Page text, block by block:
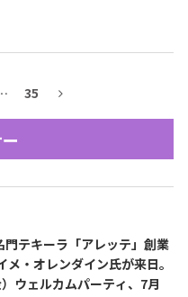
キーラ・メスカルが飲める
バー＆レストラン
Bar & Restaurant
在日メキシコ大使館 SNS
35
門テキーラ「アレッテ」創業
メ・オレンダイン氏が来日。
ウェルカムパーティ、7月